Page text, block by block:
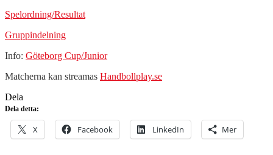
Spelordning/Resultat
Gruppindelning
Info: Göteborg Cup/Junior
Matcherna kan streamas Handbollplay.se
Dela
Dela detta:
X Facebook LinkedIn Mer